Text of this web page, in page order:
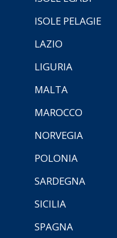
ISOLE PELAGIE
LAZIO
LIGURIA
MALTA
MAROCCO
NORVEGIA
POLONIA
SARDEGNA
SICILIA
SPAGNA